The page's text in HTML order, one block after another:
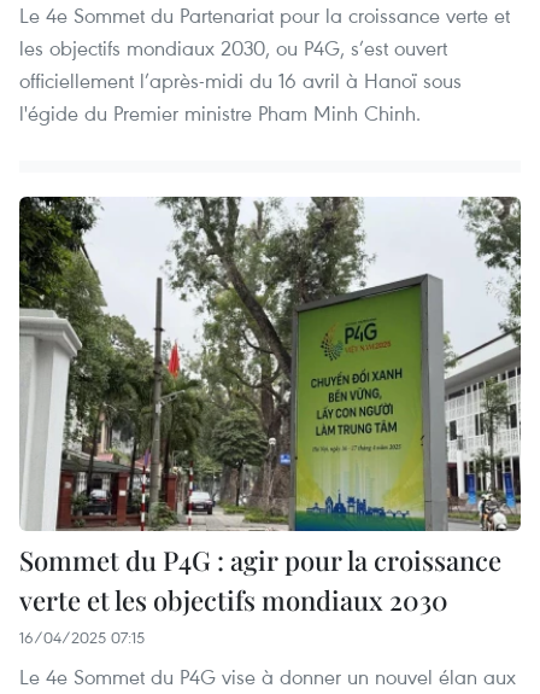
Le 4e Sommet du Partenariat pour la croissance verte et
les objectifs mondiaux 2030, ou P4G, s’est ouvert
officiellement l’après-midi du 16 avril à Hanoï sous
l'égide du Premier ministre Pham Minh Chinh.
Sommet du P4G : agir pour la croissance
verte et les objectifs mondiaux 2030
16/04/2025 07:15
Le 4e Sommet du P4G vise à donner un nouvel élan aux